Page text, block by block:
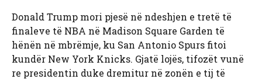
Donald Trump mori pjesë në ndeshjen e tretë të
finaleve të NBA në Madison Square Garden të
hënën në mbrëmje, ku San Antonio Spurs fitoi
kundër New York Knicks. Gjatë lojës, tifozët vunë
re presidentin duke dremitur në zonën e tij të